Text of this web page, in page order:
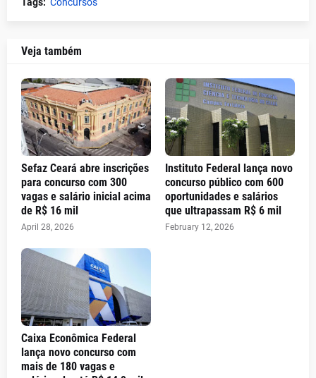
Veja também
Sefaz Ceará abre inscrições
para concurso com 300
vagas e salário inicial acima
de R$ 16 mil
April 28, 2026
Instituto Federal lança novo
concurso público com 600
oportunidades e salários
que ultrapassam R$ 6 mil
February 12, 2026
Caixa Econômica Federal
lança novo concurso com
mais de 180 vagas e